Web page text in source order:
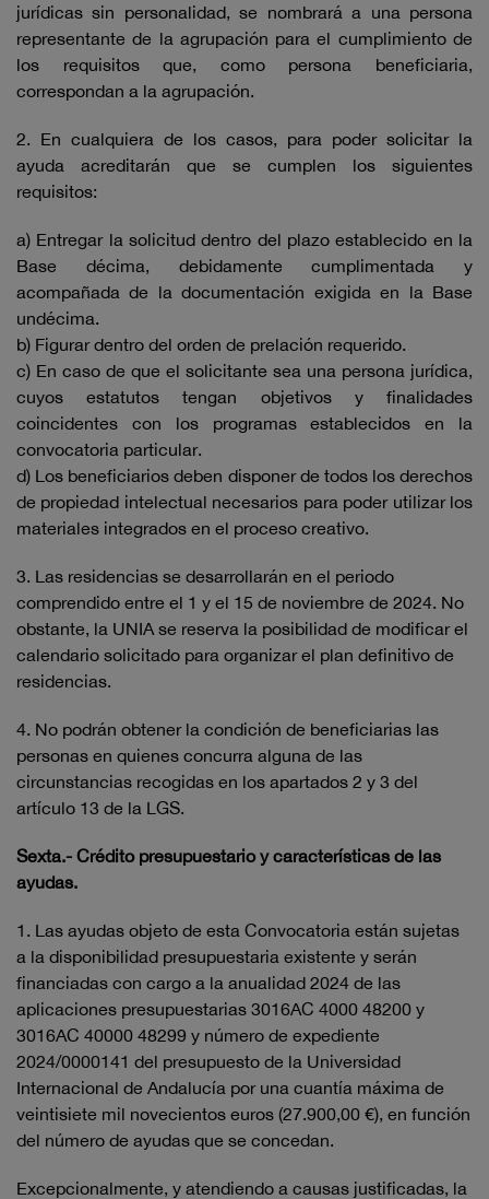
jurídicas sin personalidad, se nombrará a una persona
representante de la agrupación para el cumplimiento de
los requisitos que, como persona beneficiaria,
correspondan a la agrupación.
2. En cualquiera de los casos, para poder solicitar la
ayuda acreditarán que se cumplen los siguientes
requisitos:
a) Entregar la solicitud dentro del plazo establecido en la
Base décima, debidamente cumplimentada y
acompañada de la documentación exigida en la Base
undécima.
b) Figurar dentro del orden de prelación requerido.
c) En caso de que el solicitante sea una persona jurídica,
cuyos estatutos tengan objetivos y finalidades
coincidentes con los programas establecidos en la
convocatoria particular.
d) Los beneficiarios deben disponer de todos los derechos
de propiedad intelectual necesarios para poder utilizar los
materiales integrados en el proceso creativo.
3. Las residencias se desarrollarán en el periodo
comprendido entre el 1 y el 15 de noviembre de 2024. No
obstante, la UNIA se reserva la posibilidad de modificar el
calendario solicitado para organizar el plan definitivo de
residencias.
4. No podrán obtener la condición de beneficiarias las
personas en quienes concurra alguna de las
circunstancias recogidas en los apartados 2 y 3 del
artículo 13 de la LGS.
Sexta.- Crédito presupuestario y características de las
ayudas.
1. Las ayudas objeto de esta Convocatoria están sujetas
a la disponibilidad presupuestaria existente y serán
financiadas con cargo a la anualidad 2024 de las
aplicaciones presupuestarias 3016AC 4000 48200 y
3016AC 40000 48299 y número de expediente
2024/0000141 del presupuesto de la Universidad
Internacional de Andalucía por una cuantía máxima de
veintisiete mil novecientos euros (27.900,00 €), en función
del número de ayudas que se concedan.
Excepcionalmente, y atendiendo a causas justificadas, la